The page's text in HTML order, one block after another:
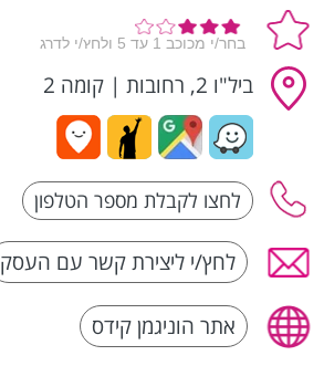
ביל"ו 2, רחובות | קומה 2
לחץ/י ליצירת קשר עם העסק
אתר הוניגמן קידס